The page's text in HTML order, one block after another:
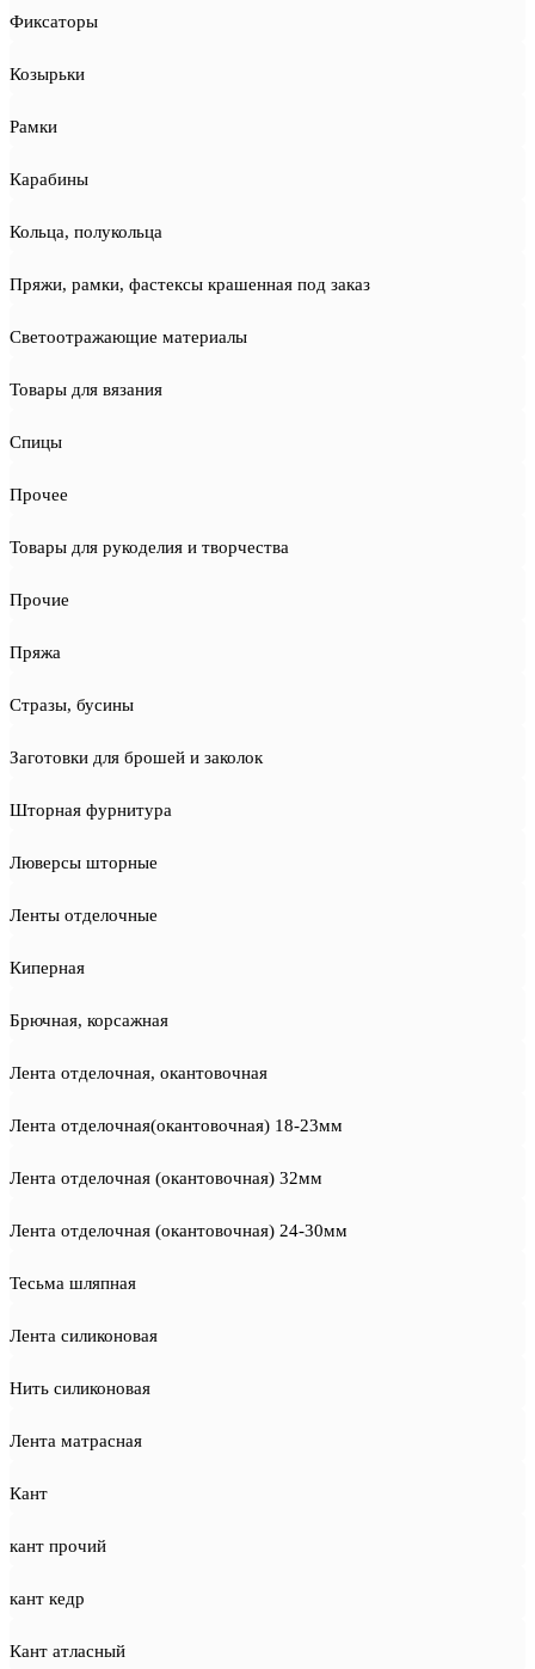
Фиксаторы
Козырьки
Рамки
Карабины
Кольца, полукольца
Пряжи, рамки, фастексы крашенная под заказ
Светоотражающие материалы
Товары для вязания
Спицы
Прочее
Товары для рукоделия и творчества
Прочие
Пряжа
Стразы, бусины
Заготовки для брошей и заколок
Шторная фурнитура
Люверсы шторные
Ленты отделочные
Киперная
Брючная, корсажная
Лента отделочная, окантовочная
Лента отделочная(окантовочная) 18-23мм
Лента отделочная (окантовочная) 32мм
Лента отделочная (окантовочная) 24-30мм
Тесьма шляпная
Лента силиконовая
Нить силиконовая
Лента матрасная
Кант
кант прочий
кант кедр
Кант атласный